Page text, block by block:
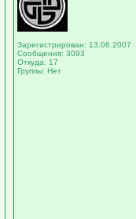
Зарегистрирован: 13.06.2007
Сообщения: 3093
Откуда: 17
Группы: Нет